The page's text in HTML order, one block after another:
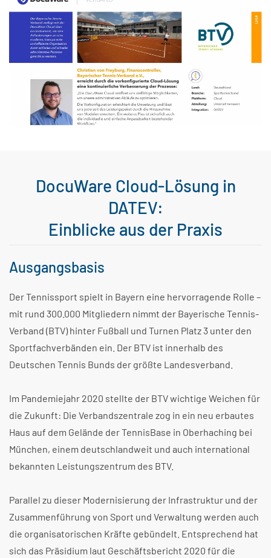
DocuWare Cloud-Lösung in
DATEV:
Einblicke aus der Praxis
Ausgangsbasis
Der Tennissport spielt in Bayern eine hervorragende Rolle –
mit rund 300.000 Mitgliedern nimmt der Bayerische Tennis-
Verband (BTV) hinter Fußball und Turnen Platz 3 unter den
Sportfachverbänden ein. Der BTV ist innerhalb des
Deutschen Tennis Bunds der größte Landesverband.
Im Pandemiejahr 2020 stellte der BTV wichtige Weichen für
die Zukunft: Die Verbandszentrale zog in ein neu erbautes
Haus auf dem Gelände der TennisBase in Oberhaching bei
München, einem deutschlandweit und auch international
bekannten Leistungszentrum des BTV.
Parallel zu dieser Modernisierung der Infrastruktur und der
Zusammenführung von Sport und Verwaltung werden auch
die organisatorischen Kräfte gebündelt. Entsprechend hat
sich das Präsidium laut Geschäftsbericht 2020 für die